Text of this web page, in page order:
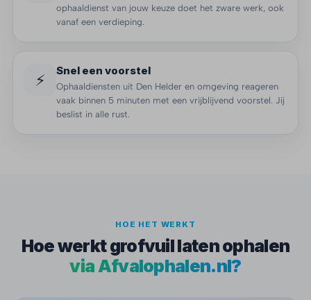
ophaaldienst van jouw keuze doet het zware werk, ook
vanaf een verdieping.
⚡ Snel een voorstel
Ophaaldiensten uit Den Helder en omgeving reageren
vaak binnen 5 minuten met een vrijblijvend voorstel. Jij
beslist in alle rust.
HOE HET WERKT
Hoe werkt grofvuil laten ophalen
via Afvalophalen.nl?